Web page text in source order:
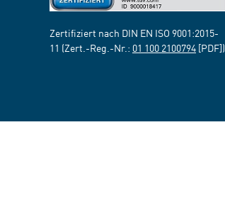
Zertifiziert nach DIN EN ISO 9001:2015-
11 (Zert.-Reg.-Nr.: 01 100 2100794 [PDF])